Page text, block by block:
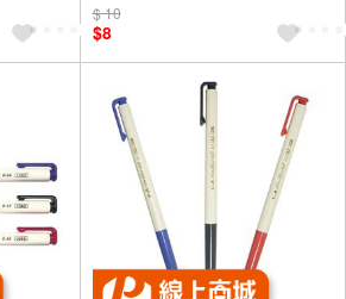
$ 10
$8